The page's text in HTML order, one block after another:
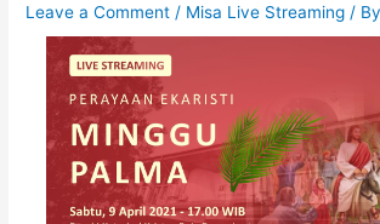
Leave a Comment / Misa Live Streaming / By